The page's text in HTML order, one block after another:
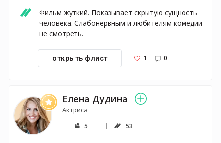
Фильм жуткий. Показывает скрытую сущность
человека. Слабонервным и любителям комедии
не смотреть.
открыть флист 1 0
Елена Дудина
Актриса
5 53